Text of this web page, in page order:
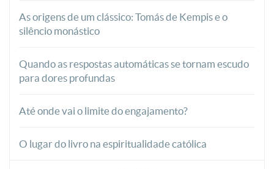
As origens de um clássico: Tomás de Kempis e o
silêncio monástico
Quando as respostas automáticas se tornam escudo
para dores profundas
Até onde vai o limite do engajamento?
O lugar do livro na espiritualidade católica